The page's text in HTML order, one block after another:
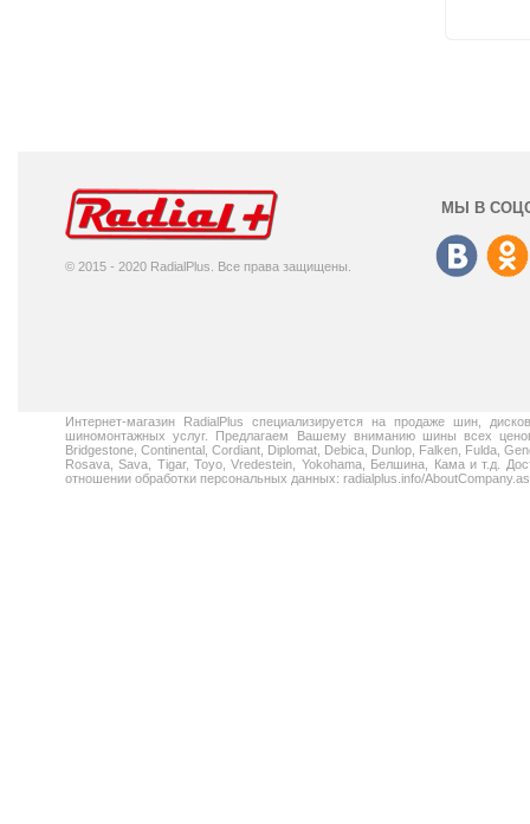
© 2015 - 2020 RadialPlus. Все права защищены.
МЫ В
Интернет-магазин RadialPlus специализируется на продаже шин,
шиномонтажных услуг. Предлагаем Вашему вниманию шины всех
Bridgestone, Continental, Cordiant, Diplomat, Debica, Dunlop, Falken, Fulda,
Rosava, Sava, Tigar, Toyo, Vredestein, Yokohama, Белшина, Кама и т.д.
отношении обработки персональных данных: radialplus.info/